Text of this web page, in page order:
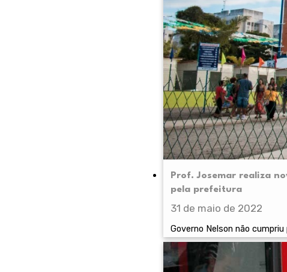
Prof. Josemar realiza
pela prefeitura
31 de maio de 2022
Governo Nelson não